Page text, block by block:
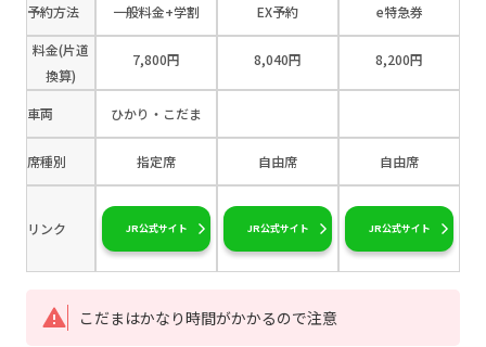
予約方法 一般料金+学割 EX予約 e特急券
料金(片道
換算)
7,800円 8,040円 8,200円
車両 ひかり・こだま
席種別 指定席 自由席 自由席
リンク JR公式サイト JR公式サイト JR公式サイト
こだまはかなり時間がかかるので注意